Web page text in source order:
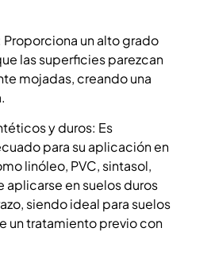
un alto grado
las superficies parezcan
mojadas, creando una
y duros: Es
para su aplicación en
linóleo, PVC, sintasol,
aplicarse en suelos duros
siendo ideal para suelos
un tratamiento previo con